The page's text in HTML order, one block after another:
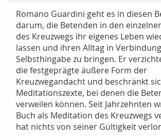
Romano Guardini geht es in diesen
darum, die Betenden in den
des Kreuzwegs ihr eigenes Leben
lassen und ihren Alltag in
Selbsthingabe zu bringen. Er
die festgeprägte äußere Form der
Kreuzwegandacht und beschränkt
Meditationszexte, bei denen die
verweilen können. Seit Jahrzehnten
Buch als Meditation des Kreuzwegs
hat nichts von seiner Gültigkeit